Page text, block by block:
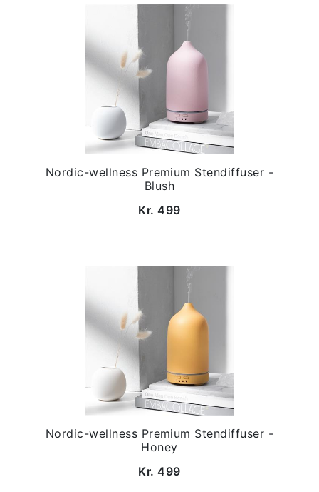
Nordic-wellness Premium Stendiffuser -
Blush
Kr. 499
Nordic-wellness Premium Stendiffuser -
Honey
Kr. 499